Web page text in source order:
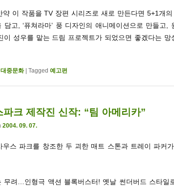
이 작품을 TV 장편 시리즈로 새로 만든다면 5+1개
담고, ‘퓨쳐라마’ 풍 디자인의 애니메이션으로 만들고,
이 성우를 맡는 드림 프로젝트가 되었으면 좋겠다는
대중문화 Tagged 예고편
파크 제작진 신작: “팀 아메리카”
2004. 09. 07.
스 파크를 창조한 두 괴한 매트 스톤과 트레이 파커
무려…인형극 액션 블록버스터! 옛날 썬더버드 스타일